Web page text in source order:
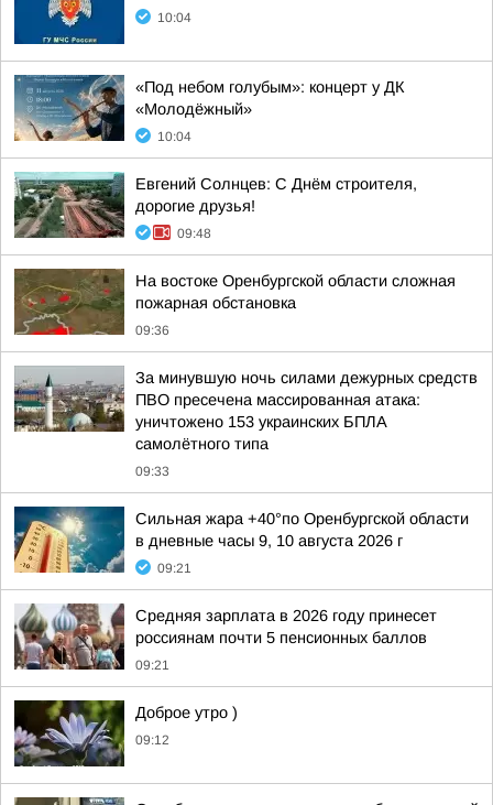
10:04
«Под небом голубым»: концерт у ДК
«Молодёжный»
10:04
Евгений Солнцев: С Днём строителя,
дорогие друзья!
09:48
На востоке Оренбургской области сложная
пожарная обстановка
09:36
За минувшую ночь силами дежурных средств
ПВО пресечена массированная атака:
уничтожено 153 украинских БПЛА
самолётного типа
09:33
Сильная жара +40°по Оренбургской области
в дневные часы 9, 10 августа 2026 г
09:21
Средняя зарплата в 2026 году принесет
россиянам почти 5 пенсионных баллов
09:21
Доброе утро )
09:12